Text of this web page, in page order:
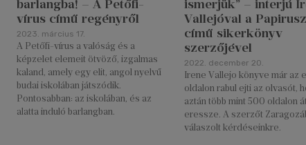
barlangba! – A Petőfi-
vírus című regényről
2023. március 17.
A Petőfi-vírus a valóság és a
képzelet elemeit ötvöző, izgalmas
kaland, amely egy elit, angol nyelvű
budai iskolában játszódik.
Pontosabban: az iskolában, és az
alatta induló barlangban.
ismerjük” – interjú
Vallejóval a Papirusz
című sikerkönyv
szerzőjével
2022. december 20.
Irene Vallejo könyve már az
oldalon rabul ejti az olvasót,
aztán több mint 500 oldalon
eressze. A szerzőt
válaszolt kérdéseinkre.